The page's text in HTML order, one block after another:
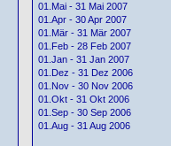
01.Mai - 31 Mai 2007
01.Apr - 30 Apr 2007
01.Mär - 31 Mär 2007
01.Feb - 28 Feb 2007
01.Jan - 31 Jan 2007
01.Dez - 31 Dez 2006
01.Nov - 30 Nov 2006
01.Okt - 31 Okt 2006
01.Sep - 30 Sep 2006
01.Aug - 31 Aug 2006